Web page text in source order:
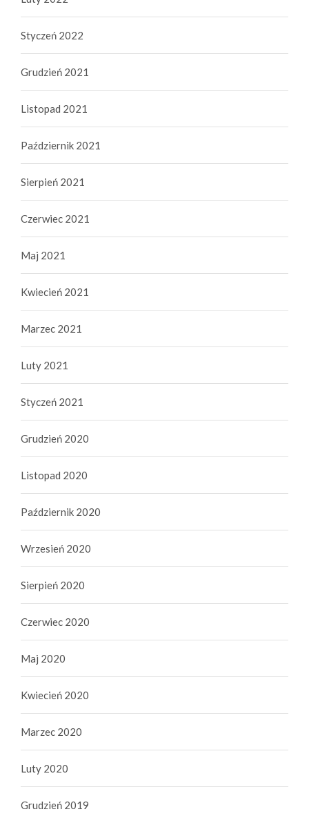
Styczeń 2022
Grudzień 2021
Listopad 2021
Październik 2021
Sierpień 2021
Czerwiec 2021
Maj 2021
Kwiecień 2021
Marzec 2021
Luty 2021
Styczeń 2021
Grudzień 2020
Listopad 2020
Październik 2020
Wrzesień 2020
Sierpień 2020
Czerwiec 2020
Maj 2020
Kwiecień 2020
Marzec 2020
Luty 2020
Grudzień 2019